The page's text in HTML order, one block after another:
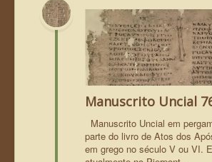
Manuscrito Uncial
Manuscrito Uncial em
parte do livro de Atos dos
em grego no século V ou VI.